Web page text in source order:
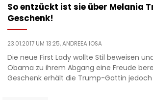
So entzückt ist sie über Melania
Geschenk!
23.01.2017 UM 13:25,ANDREEA IOSA
Die neue First Lady wollte Stil beweisen
Obama zu ihrem Abgang eine Freude
Geschenk erhält die Trump-Gattin